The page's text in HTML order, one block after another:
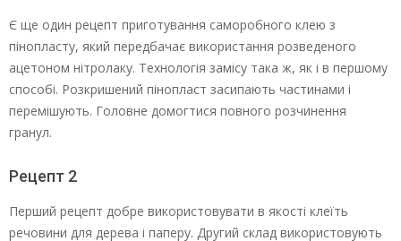
Є ще один рецепт приготування саморобного клею з
пінопласту, який передбачає використання розведеного
ацетоном нітролаку. Технологія замісу така ж, як і в першому
способі. Розкришений пінопласт засипають частинами і
перемішують. Головне домогтися повного розчинення
гранул.
Рецепт 2
Перший рецепт добре використовувати в якості клеїть
речовини для дерева і паперу. Другий склад використовують